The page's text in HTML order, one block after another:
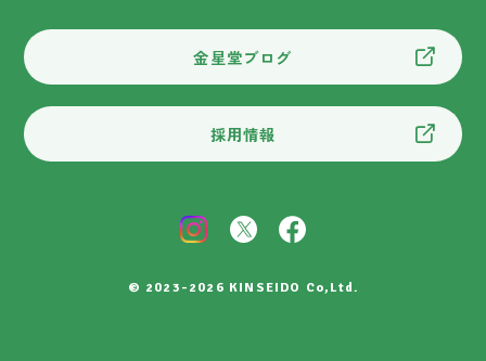
金星堂ブログ
採用情報
© 2023-2026 KINSEIDO Co,Ltd.